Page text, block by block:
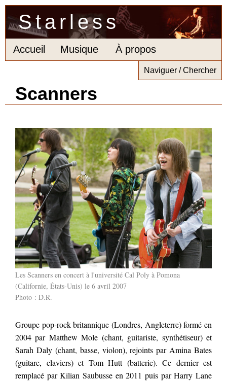
Starless
Accueil Musique À propos
Naviguer / Chercher
Scanners
Les Scanners en concert à l'université Cal Poly à Pomona
(Californie, États-Unis) le 6 avril 2007
Photo : D.R.
Groupe pop-rock britannique (Londres, Angleterre) formé en
2004 par Matthew Mole (chant, guitariste, synthétiseur) et
Sarah Daly (chant, basse, violon), rejoints par Amina Bates
(guitare, claviers) et Tom Hutt (batterie). Ce dernier est
remplacé par Kilian Saubusse en 2011 puis par Harry Lane